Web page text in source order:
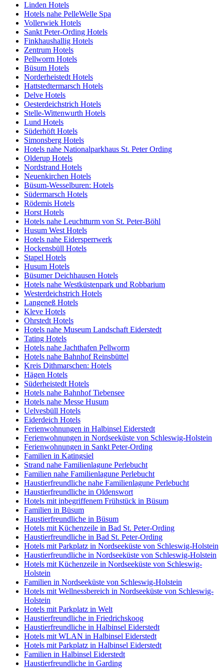
Linden Hotels
Hotels nahe PelleWelle Spa
Vollerwiek Hotels
Sankt Peter-Ording Hotels
Finkhaushallig Hotels
Zentrum Hotels
Pellworm Hotels
Büsum Hotels
Norderheistedt Hotels
Hattstedtermarsch Hotels
Delve Hotels
Oesterdeichstrich Hotels
Stelle-Wittenwurth Hotels
Lund Hotels
Süderhöft Hotels
Simonsberg Hotels
Hotels nahe Nationalparkhaus St. Peter Ording
Olderup Hotels
Nordstrand Hotels
Neuenkirchen Hotels
Büsum-Wesselburen: Hotels
Südermarsch Hotels
Rödemis Hotels
Horst Hotels
Hotels nahe Leuchtturm von St. Peter-Böhl
Husum West Hotels
Hotels nahe Eidersperrwerk
Hockensbüll Hotels
Stapel Hotels
Husum Hotels
Büsumer Deichhausen Hotels
Hotels nahe Westküstenpark und Robbarium
Westerdeichstrich Hotels
Langeneß Hotels
Kleve Hotels
Ohrstedt Hotels
Hotels nahe Museum Landschaft Eiderstedt
Tating Hotels
Hotels nahe Jachthafen Pellworm
Hotels nahe Bahnhof Reinsbüttel
Kreis Dithmarschen: Hotels
Hägen Hotels
Süderheistedt Hotels
Hotels nahe Bahnhof Tiebensee
Hotels nahe Messe Husum
Uelvesbüll Hotels
Eiderdeich Hotels
Ferienwohnungen in Halbinsel Eiderstedt
Ferienwohnungen in Nordseeküste von Schleswig-Holstein
Ferienwohnungen in Sankt Peter-Ording
Familien in Katingsiel
Strand nahe Familienlagune Perlebucht
Familien nahe Familienlagune Perlebucht
Haustierfreundliche nahe Familienlagune Perlebucht
Haustierfreundliche in Oldenswort
Hotels mit inbegriffenem Frühstück in Büsum
Familien in Büsum
Haustierfreundliche in Büsum
Hotels mit Küchenzeile in Bad St. Peter-Ording
Haustierfreundliche in Bad St. Peter-Ording
Hotels mit Parkplatz in Nordseeküste von Schleswig-Holstein
Haustierfreundliche in Nordseeküste von Schleswig-Holstein
Hotels mit Küchenzeile in Nordseeküste von Schleswig-
Holstein
Familien in Nordseeküste von Schleswig-Holstein
Hotels mit Wellnessbereich in Nordseeküste von Schleswig-
Holstein
Hotels mit Parkplatz in Welt
Haustierfreundliche in Friedrichskoog
Haustierfreundliche in Halbinsel Eiderstedt
Hotels mit WLAN in Halbinsel Eiderstedt
Hotels mit Parkplatz in Halbinsel Eiderstedt
Familien in Halbinsel Eiderstedt
Haustierfreundliche in Garding